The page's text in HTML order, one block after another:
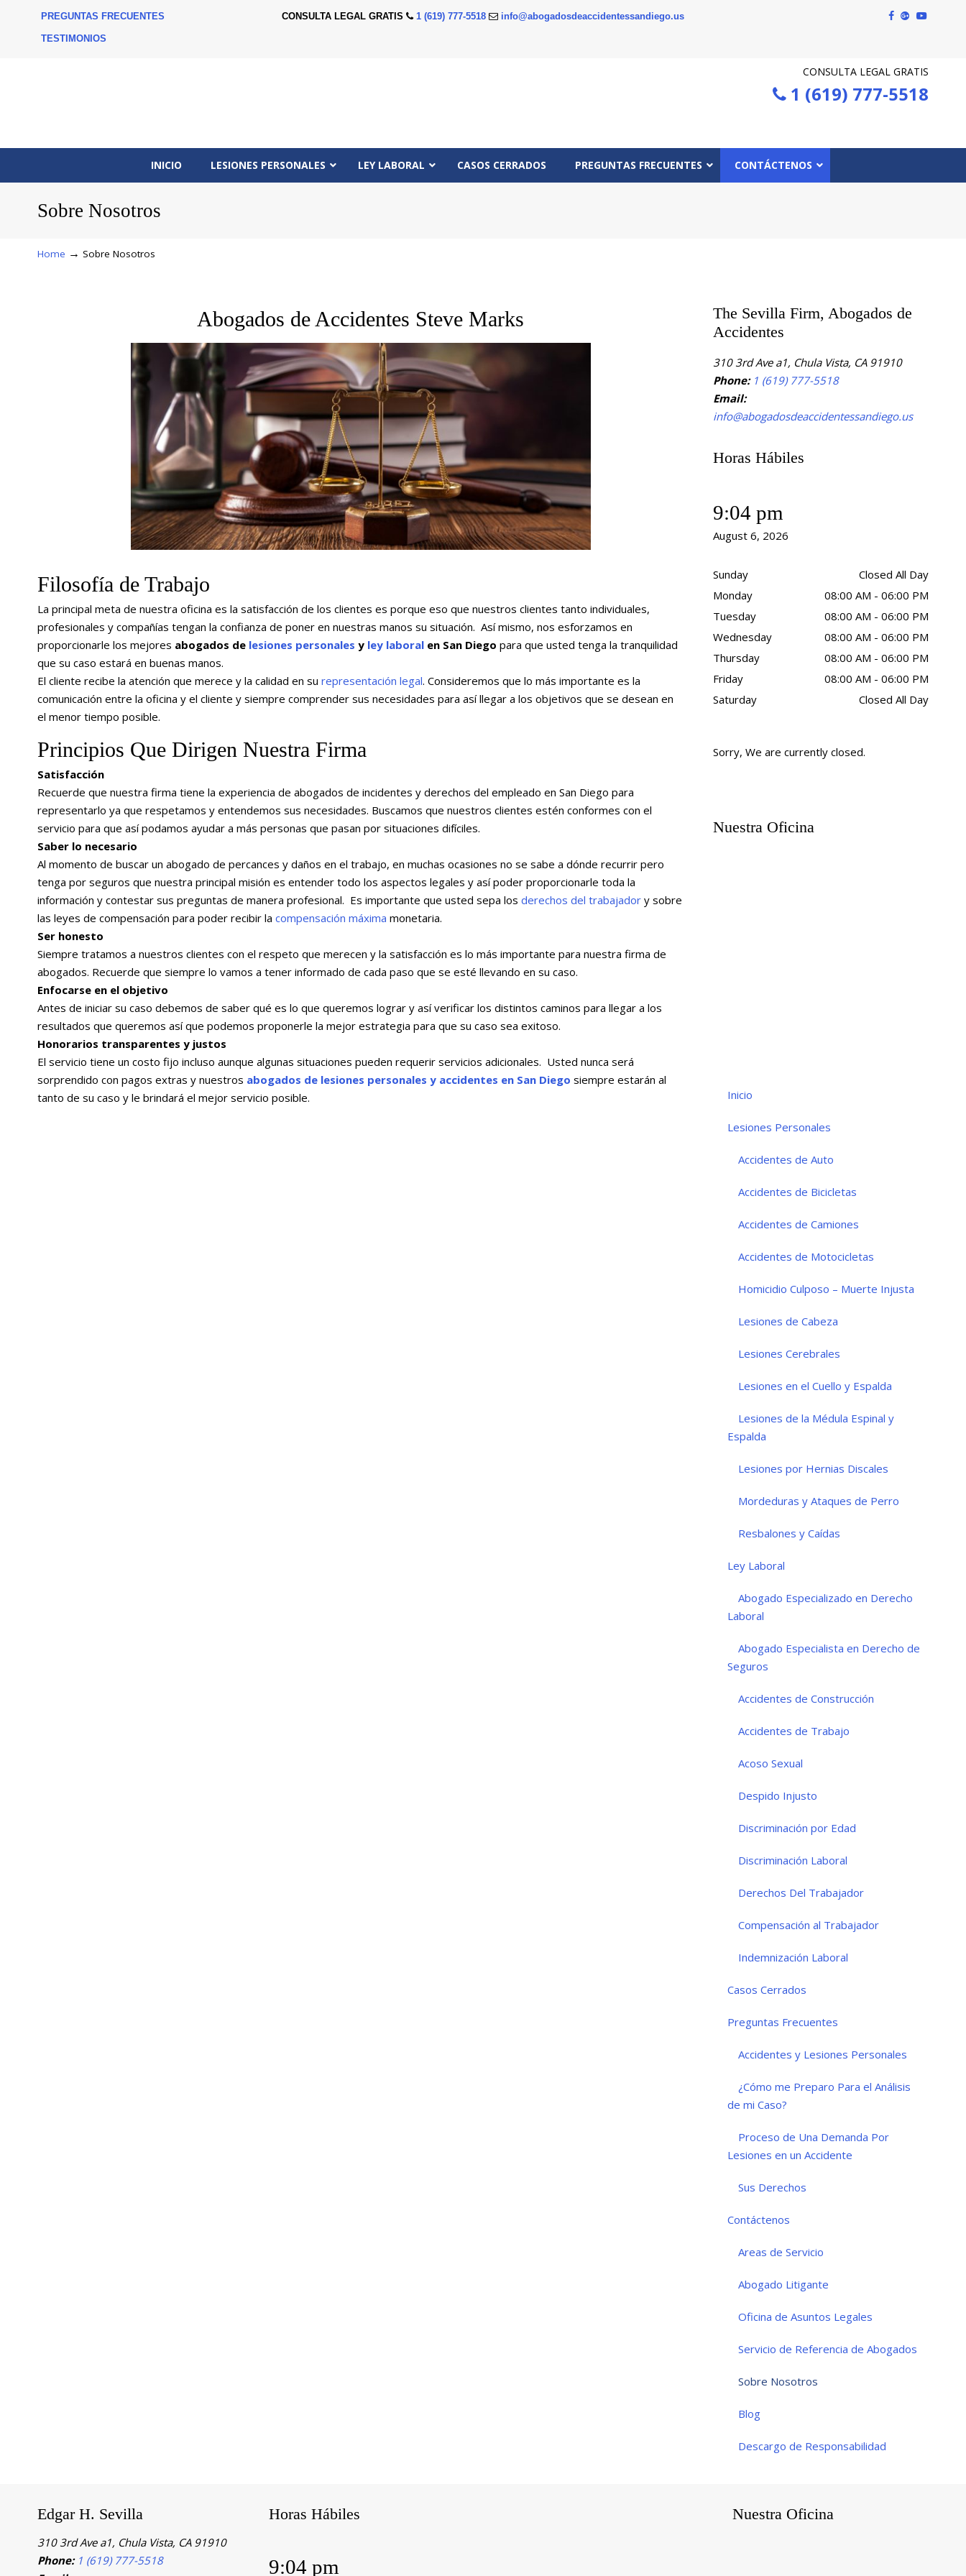
PREGUNTAS FRECUENTES
TESTIMONIOS
CONSULTA LEGAL GRATIS 1 (619) 777-5518 info@abogadosdeaccidentessandiego.us
CONSULTA LEGAL GRATIS
1 (619) 777-5518
INICIO LESIONES PERSONALES LEY LABORAL CASOS CERRADOS PREGUNTAS FRECUENTES CONTÁCTENOS
Sobre Nosotros
Home → Sobre Nosotros
Abogados de Accidentes Steve Marks
Filosofía de Trabajo
La principal meta de nuestra oficina es la satisfacción de los clientes es porque eso que nuestros clientes tanto individuales,
profesionales y compañías tengan la confianza de poner en nuestras manos su situación. Así mismo, nos esforzamos en
proporcionarle los mejores abogados de lesiones personales y ley laboral en San Diego para que usted tenga la tranquilidad
que su caso estará en buenas manos.
El cliente recibe la atención que merece y la calidad en su representación legal. Consideremos que lo más importante es la
comunicación entre la oficina y el cliente y siempre comprender sus necesidades para así llegar a los objetivos que se desean en
el menor tiempo posible.
Principios Que Dirigen Nuestra Firma
Satisfacción
Recuerde que nuestra firma tiene la experiencia de abogados de incidentes y derechos del empleado en San Diego para
representarlo ya que respetamos y entendemos sus necesidades. Buscamos que nuestros clientes estén conformes con el
servicio para que así podamos ayudar a más personas que pasan por situaciones difíciles.
Saber lo necesario
Al momento de buscar un abogado de percances y daños en el trabajo, en muchas ocasiones no se sabe a dónde recurrir pero
tenga por seguros que nuestra principal misión es entender todo los aspectos legales y así poder proporcionarle toda la
información y contestar sus preguntas de manera profesional. Es importante que usted sepa los derechos del trabajador y sobre
las leyes de compensación para poder recibir la compensación máxima monetaria.
Ser honesto
Siempre tratamos a nuestros clientes con el respeto que merecen y la satisfacción es lo más importante para nuestra firma de
abogados. Recuerde que siempre lo vamos a tener informado de cada paso que se esté llevando en su caso.
Enfocarse en el objetivo
Antes de iniciar su caso debemos de saber qué es lo que queremos lograr y así verificar los distintos caminos para llegar a los
resultados que queremos así que podemos proponerle la mejor estrategia para que su caso sea exitoso.
Honorarios transparentes y justos
El servicio tiene un costo fijo incluso aunque algunas situaciones pueden requerir servicios adicionales. Usted nunca será
sorprendido con pagos extras y nuestros abogados de lesiones personales y accidentes en San Diego siempre estarán al
tanto de su caso y le brindará el mejor servicio posible.
The Sevilla Firm, Abogados de
Accidentes
310 3rd Ave a1, Chula Vista, CA 91910
Phone: 1 (619) 777-5518
Email:
info@abogadosdeaccidentessandiego.us
Horas Hábiles
9:04 pm
August 6, 2026
Sunday
Closed All Day
Monday
08:00 AM - 06:00 PM
Tuesday
08:00 AM - 06:00 PM
Wednesday
08:00 AM - 06:00 PM
Thursday
08:00 AM - 06:00 PM
Friday
08:00 AM - 06:00 PM
Saturday
Closed All Day
Sorry, We are currently closed.
Nuestra Oficina
Inicio
Lesiones Personales
Accidentes de Auto
Accidentes de Bicicletas
Accidentes de Camiones
Accidentes de Motocicletas
Homicidio Culposo – Muerte Injusta
Lesiones de Cabeza
Lesiones Cerebrales
Lesiones en el Cuello y Espalda
Lesiones de la Médula Espinal y
Espalda
Lesiones por Hernias Discales
Mordeduras y Ataques de Perro
Resbalones y Caídas
Ley Laboral
Abogado Especializado en Derecho
Laboral
Abogado Especialista en Derecho de
Seguros
Accidentes de Construcción
Accidentes de Trabajo
Acoso Sexual
Despido Injusto
Discriminación por Edad
Discriminación Laboral
Derechos Del Trabajador
Compensación al Trabajador
Indemnización Laboral
Casos Cerrados
Preguntas Frecuentes
Accidentes y Lesiones Personales
¿Cómo me Preparo Para el Análisis
de mi Caso?
Proceso de Una Demanda Por
Lesiones en un Accidente
Sus Derechos
Contáctenos
Areas de Servicio
Abogado Litigante
Oficina de Asuntos Legales
Servicio de Referencia de Abogados
Sobre Nosotros
Blog
Descargo de Responsabilidad
Edgar H. Sevilla
310 3rd Ave a1, Chula Vista, CA 91910
Phone: 1 (619) 777-5518
Horas Hábiles
9:04 pm
Nuestra Oficina